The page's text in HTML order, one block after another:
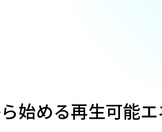
始める再生可能